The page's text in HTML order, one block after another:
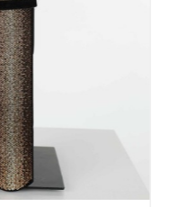
magazinului nostru de